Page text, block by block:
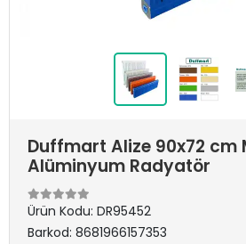
Duffmart Alize 90x72 cm
Alüminyum Radyatör
Ürün Kodu: DR95452
Barkod: 8681966157353